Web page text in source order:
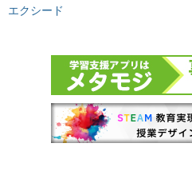
エクシード